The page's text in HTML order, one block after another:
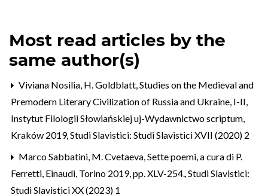
Most read articles by the
same author(s)
Viviana Nosilia, H. Goldblatt, Studies on the Medieval and
Premodern Literary Civilization of Russia and Ukraine, I-II,
Instytut Filologii Słowiańskiej uj-Wydawnictwo scriptum,
Kraków 2019,Studi Slavistici: Studi Slavistici XVII (2020) 2
Marco Sabbatini, M. Cvetaeva, Sette poemi, a cura di P.
Ferretti, Einaudi, Torino 2019, pp. XLV-254.,Studi Slavistici:
Studi Slavistici XX (2023) 1